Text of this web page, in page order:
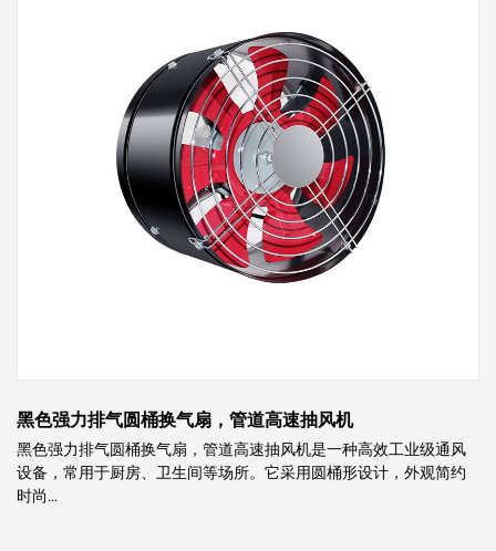
黑色强力排气圆桶换气扇，管道高速抽风机
黑色强力排气圆桶换气扇，管道高速抽风机是一种高效工业级通风
设备，常用于厨房、卫生间等场所。它采用圆桶形设计，外观简约
时尚...